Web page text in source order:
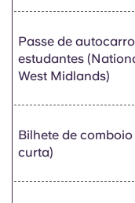
Passe de
estudantes
West Midlands)
Bilhete de comboio
curta)